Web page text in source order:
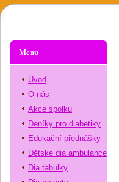
Menu
Úvod
O nás
Akce spolku
Deníky pro diabetiky
Edukační přednášky
Dětské dia ambulance
Dia tabulky